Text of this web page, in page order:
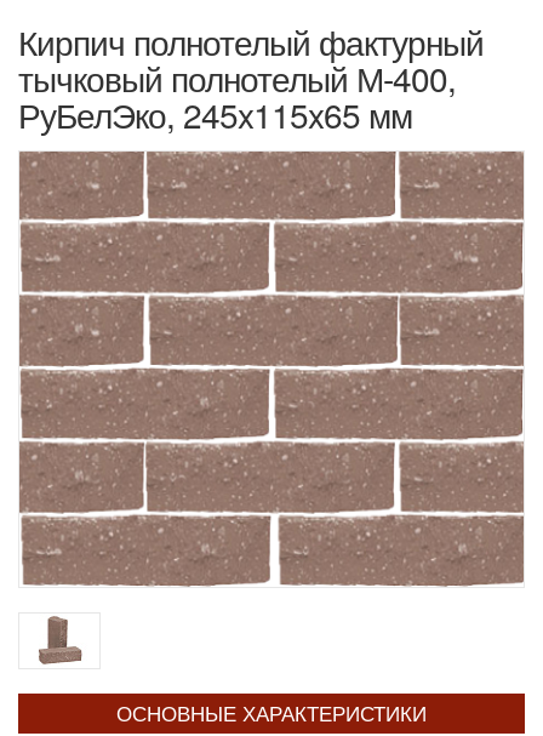
Кирпич полнотелый фактурный
тычковый полнотелый М-400,
РуБелЭко, 245x115x65 мм
ОСНОВНЫЕ ХАРАКТЕРИСТИКИ